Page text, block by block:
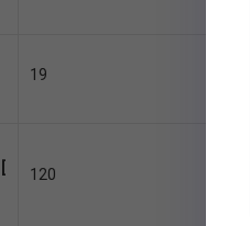
19
120